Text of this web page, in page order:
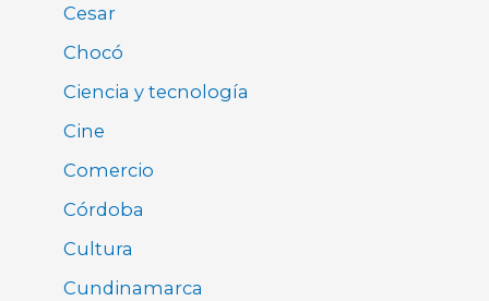
Cesar
Chocó
Ciencia y tecnología
Cine
Comercio
Córdoba
Cultura
Cundinamarca